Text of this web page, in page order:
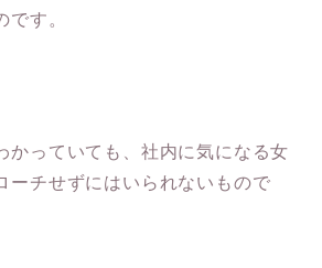
です。
かっていても、社内に気になる女
ーチせずにはいられないもので